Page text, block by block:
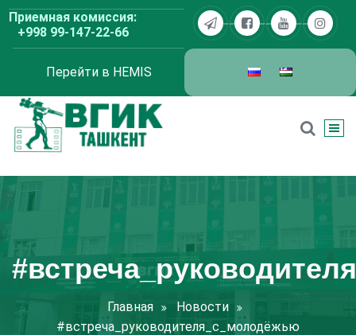
Перейти
содержимому
Приемная комиссия:
+998 99-147-22-66
Перейти в HEMIS
Главная
Новости
#встреча_руководителя_с_молодёжью